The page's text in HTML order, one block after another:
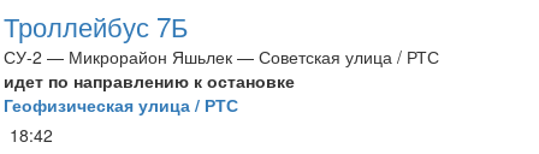
Троллейбус 7Б
СУ-2 — Микрорайон Яшьлек — Советская улица / РТС
идет по направлению к остановке
Геофизическая улица / РТС
18:42